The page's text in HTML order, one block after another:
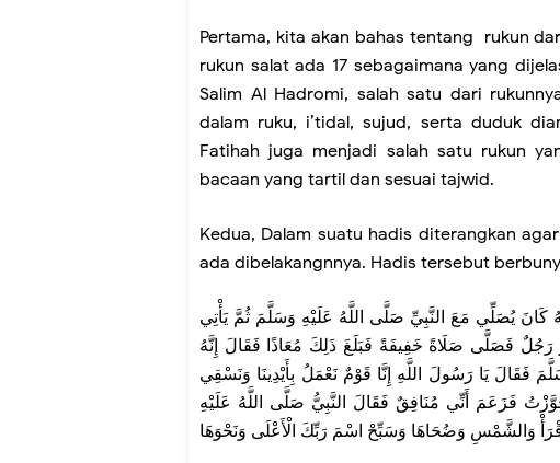
Pertama, kita akan bahas tentang rukun
rukun salat ada 17 sebagaimana yang
Salim Al Hadromi, salah satu dari
dalam ruku, i’tidal, sujud, serta duduk
Fatihah juga menjadi salah satu rukun
bacaan yang tartil dan sesuai tajwid.
Kedua, Dalam suatu hadis diterangkan
ada dibelakangnnya. Hadis tersebut
كَانَ يُصَلِّي مَعَ النَّبِيِّ صَلَّى اللَّهُ عَلَيْهِ وَسَلَّمَ ثُمَّ يَأْتِي
رَجُلٌ فَصَلَّى صَلَاةً خَفِيفَةً فَبَلَغَ ذَلِكَ مُعَاذًا فَقَالَ إِنَّهُ
فَقَالَ يَا رَسُولَ اللَّهِ إِنَّا قَوْمٌ نَعْمَلُ بِأَيْدِينَا وَنَسْقِي
فَزَعَمَ أَنِّي مُنَافِقٌ فَقَالَ النَّبِيُّ صَلَّى اللَّهُ عَلَيْهِ
اقْرَأْ وَالشَّمْسِ وَضُحَاهَا وَسَبِّحْ اسْمَ رَبِّكَ الْأَعْلَى وَنَحْوَهَا